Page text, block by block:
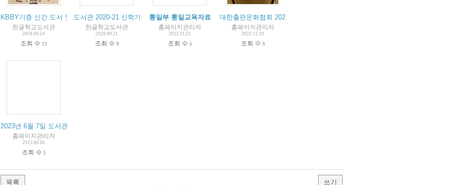
KBBY기증 신간 도서 및 학부모님들의 도서관 이용
한글학교도서관
2018.09.24
조회 수 12
도서관 2020-21 신학기 이용 안내 제한
한글학교도서관
2020.09.21
조회 수 9
통일부 통일교육자료
홈페이지관리자
2022.11.21
조회 수 5
대한출판문화협회 2022 기증도서
홈페이지관리자
2022.12.20
조회 수 9
2023년 6월 7일 도서관 마지막 날
홈페이지관리자
2023.06.06
조회 수 5
목록 쓰기